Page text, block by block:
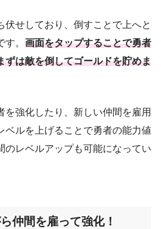
伏せしており、倒すことで上へと
。 画面をタップすることで勇者
ずは敵を倒してゴールドを貯めま
を強化したり、新しい仲間を雇用
ベルを上げることで勇者の能力値
のレベルアップも可能になってい
仲間を雇って強化！